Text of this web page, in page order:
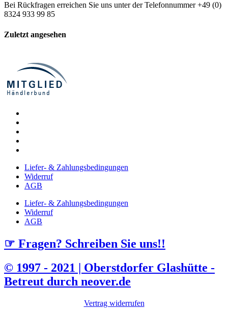
Bei Rückfragen erreichen Sie uns unter der Telefonnummer +49 (0)
8324 933 99 85
Zuletzt angesehen
Liefer- & Zahlungsbedingungen
Widerruf
AGB
Liefer- & Zahlungsbedingungen
Widerruf
AGB
☞ Fragen? Schreiben Sie uns!!
© 1997 - 2021 | Oberstdorfer Glashütte -
Betreut durch neover.de
Vertrag widerrufen